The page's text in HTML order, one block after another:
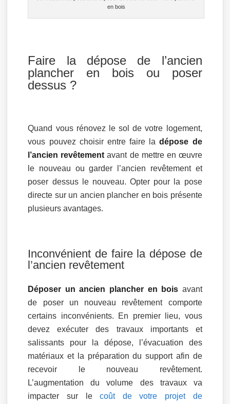
en bois
Faire la dépose de l’ancien
plancher en bois ou poser
dessus ?
Quand vous rénovez le sol de votre logement,
vous pouvez choisir entre faire ladépose de
l’ancien revêtementavant de mettre en œuvre
le nouveau ou garder l’ancien revêtement et
poser dessus le nouveau. Opter pour la pose
directe sur un ancien plancher en bois présente
plusieurs avantages.
Inconvénient de faire la dépose de
l’ancien revêtement
Déposer un ancien plancher en bois avant
de poser un nouveau revêtement comporte
certains inconvénients. En premier lieu, vous
devez exécuter des travaux importants et
salissants pour la dépose, l’évacuation des
matériaux et la préparation du support afin de
recevoir le nouveau revêtement.
L’augmentation du volume des travaux va
impacter sur lecoût de votre projet de